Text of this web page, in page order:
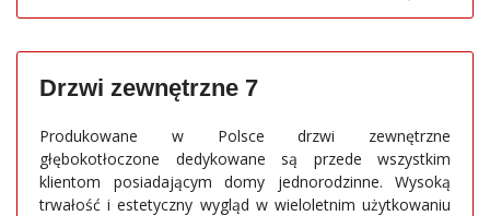
Drzwi zewnętrzne 7
Produkowane w Polsce drzwi zewnętrzne
głębokotłoczone dedykowane są przede wszystkim
klientom posiadającym domy jednorodzinne. Wysoką
trwałość i estetyczny wygląd w wieloletnim użytkowaniu